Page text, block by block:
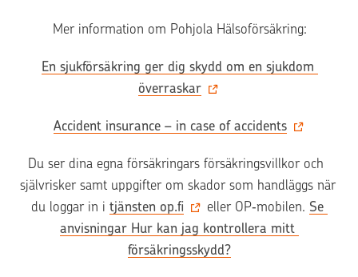
Mer information om Pohjola Hälsoförsäkring:
En sjukförsäkring ger dig skydd om en sjukdom
överraskar
Accident insurance – in case of accidents
Du ser dina egna försäkringars försäkringsvillkor och
självrisker samt uppgifter om skador som handläggs när
du loggar in i tjänsten op.fi eller OP‑mobilen. Se
anvisningar Hur kan jag kontrollera mitt
försäkringsskydd?